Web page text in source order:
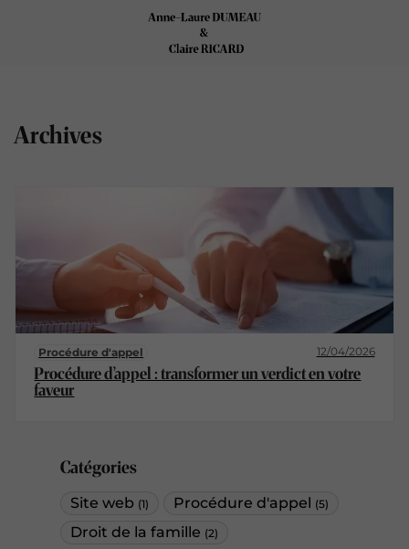
Catégories
Site web (1) Procédure d'appel (5)
Droit de la famille (2)
Archives
Procédure d'appel 12/04/2026
Procédure d’appel : transformer un verdict en votre
faveur